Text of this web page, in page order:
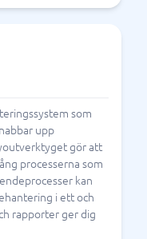
som
upp
gör att
processerna som
kan
i ett och
rapporter ger dig